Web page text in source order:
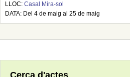
LLOC: Casal Mira-sol
DATA: Del 4 de maig al 25 de maig